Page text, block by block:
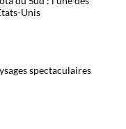
Unis
spectaculaires